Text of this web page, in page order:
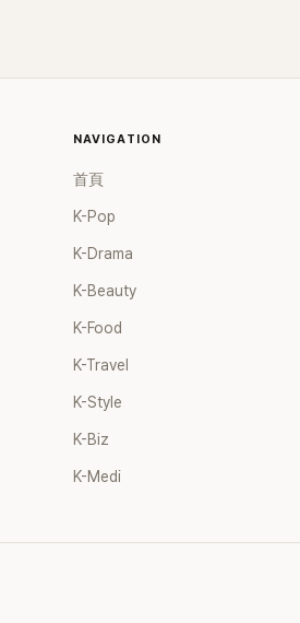
去」的直率性格。其實她過去也曾
那張當年引發話題的「腋下比基尼照
重提這段至今仍被粉絲視為黑歷史
1998 年以混聲團體 S#arp 成員身
道，該團在 2000 年代初期紅極一
李智惠、徐智英兩位女成員，以及
炫、Chris Kim 兩位男成員組成。
議，最終團體於 2002 年解散。
力持續活躍演藝圈。據悉，她當年
S#arp，也與 李尚敏 的賞識有關。
滿。如今除了持續活躍於綜藝節目
NAVIGATION
首頁
K-Pop
K-Drama
K-Beauty
K-Food
K-Travel
K-Style
K-Biz
K-Medi